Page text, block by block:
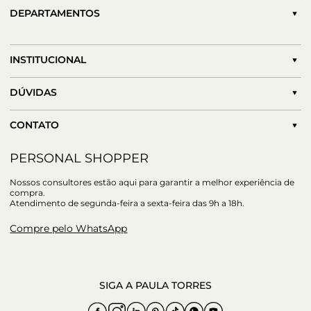
DEPARTAMENTOS
INSTITUCIONAL
DÚVIDAS
CONTATO
PERSONAL SHOPPER
Nossos consultores estão aqui para garantir a melhor experiência de
compra.
Atendimento de segunda-feira a sexta-feira das 9h a 18h.
Compre pelo WhatsApp